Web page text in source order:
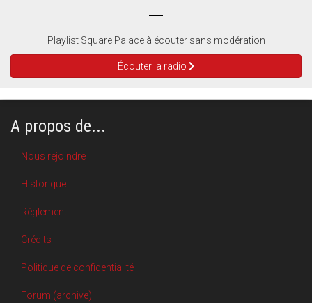
Playlist Square Palace à écouter sans modération
Écouter la radio
A propos de...
Nous rejoindre
Historique
Règlement
Crédits
Politique de confidentialité
Forum (archive)